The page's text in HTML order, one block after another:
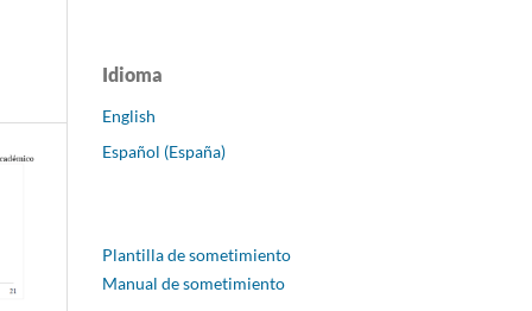
Idioma
English
Español (España)
Plantilla de sometimiento
Manual de sometimiento